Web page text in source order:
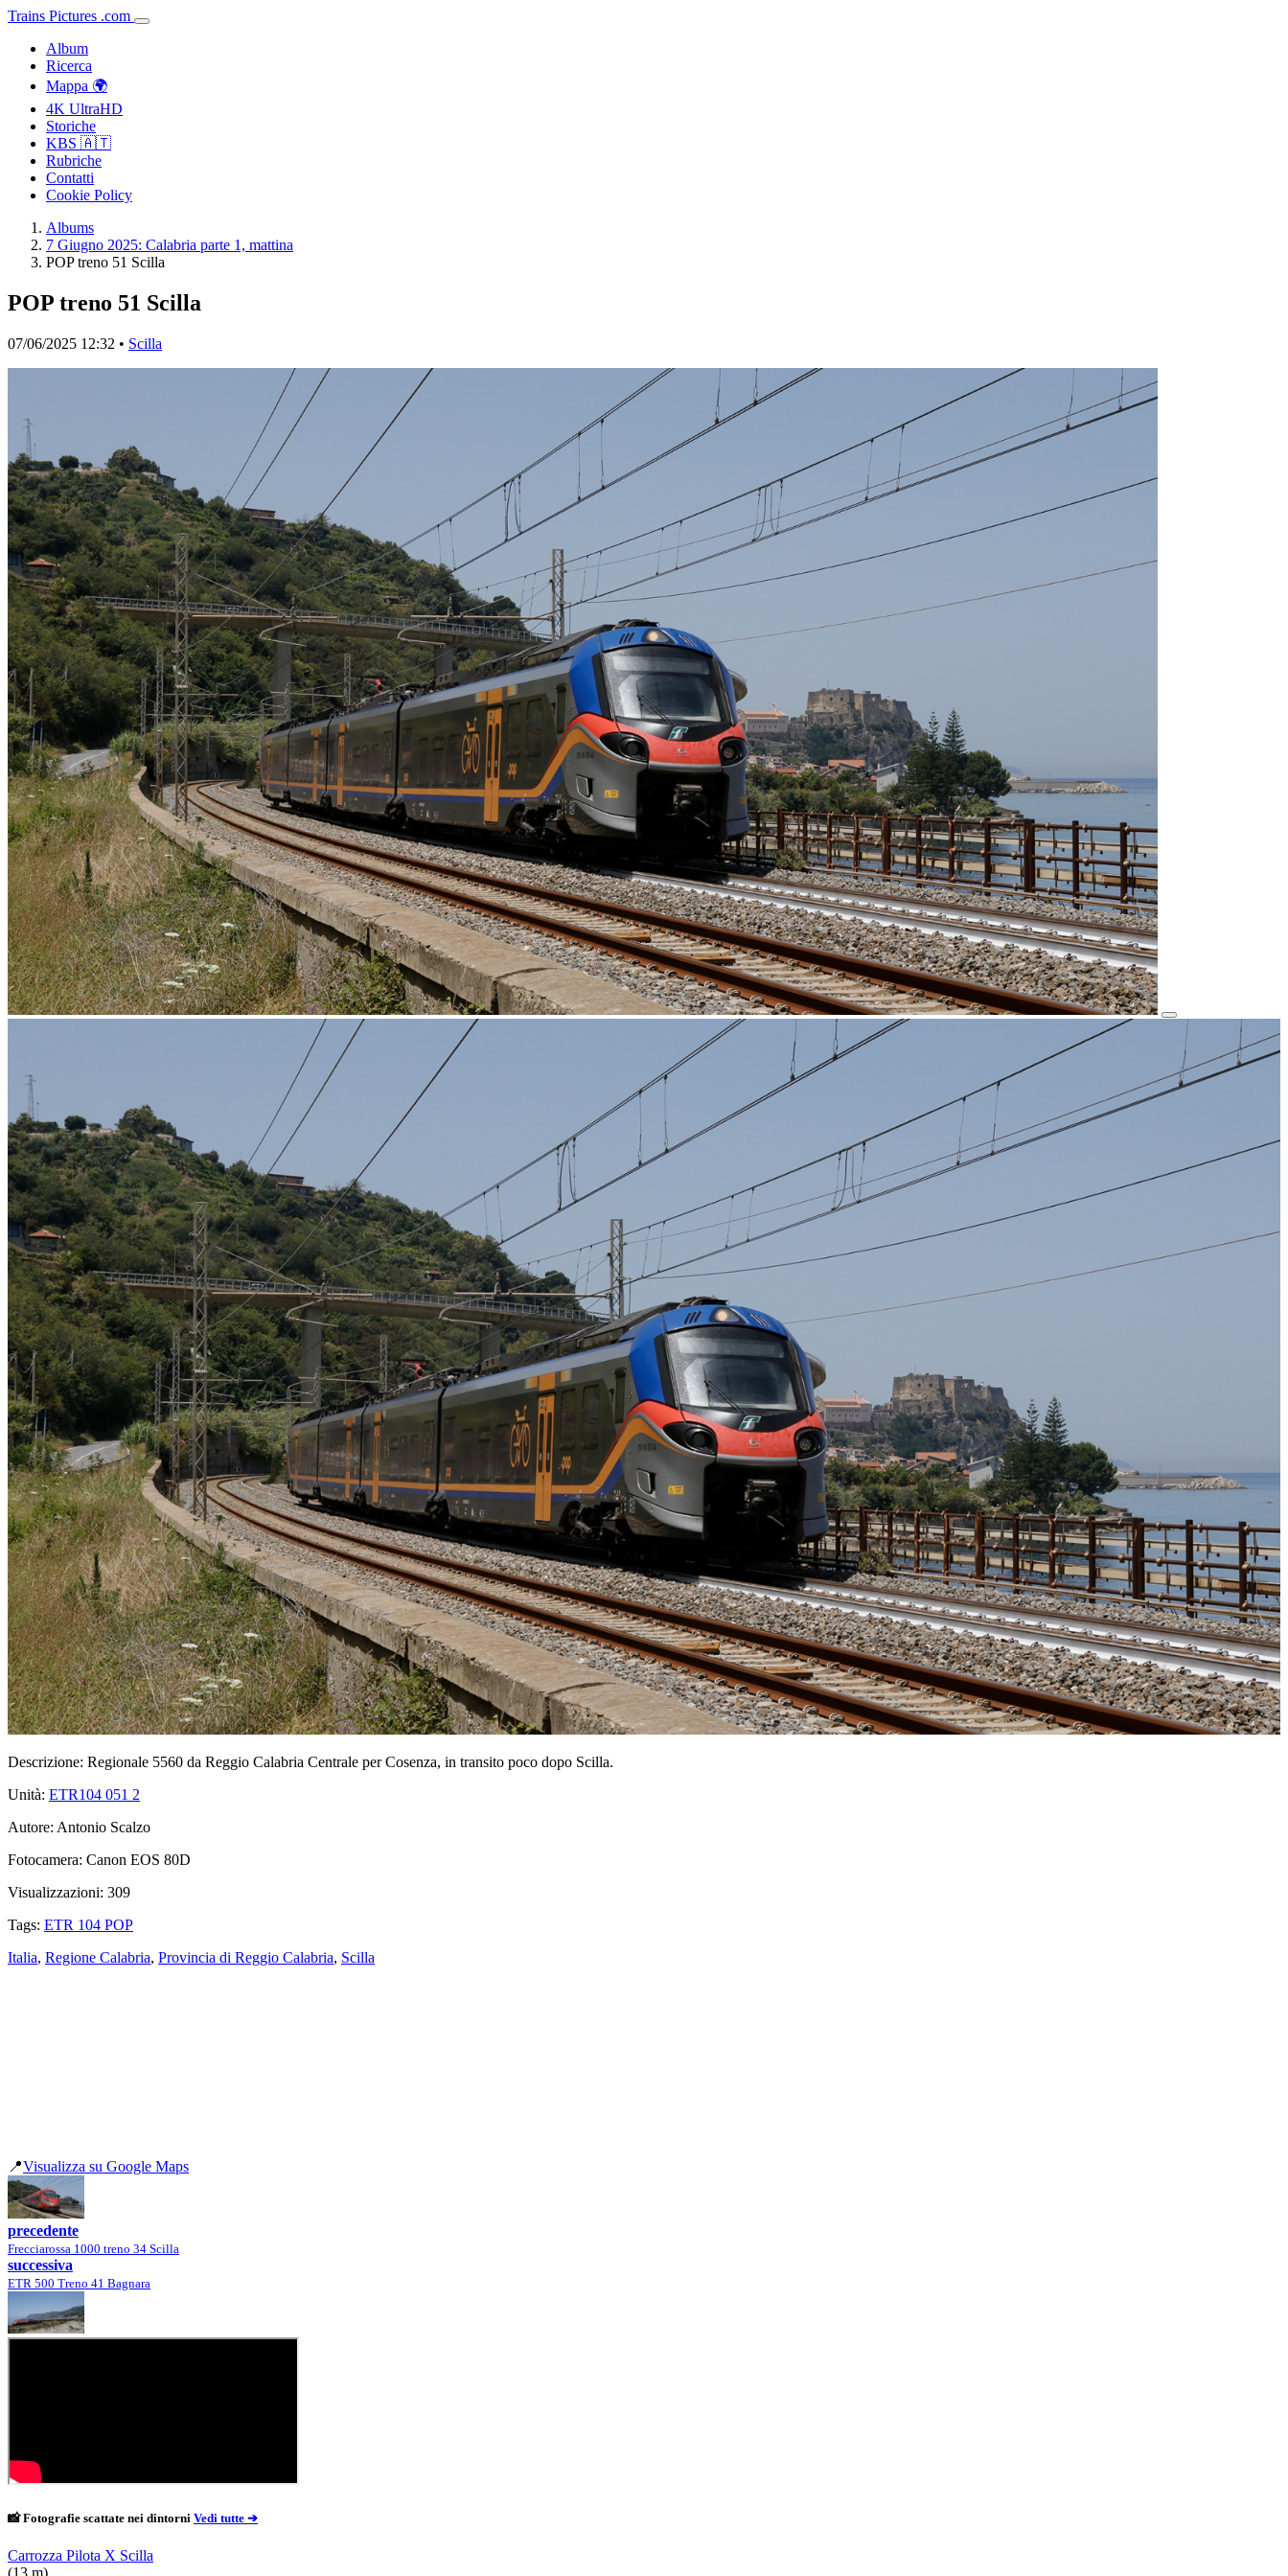
Trains Pictures .com
Album
Ricerca
Mappa 🌍
4K UltraHD
Storiche
KBS 🇦🇹
Rubriche
Contatti
Cookie Policy
Albums
7 Giugno 2025: Calabria parte 1, mattina
POP treno 51 Scilla
POP treno 51 Scilla
07/06/2025 12:32 • Scilla
Descrizione: Regionale 5560 da Reggio Calabria Centrale per Cosenza, in transito poco dopo Scilla.
Unità: ETR104 051 2
Autore: Antonio Scalzo
Fotocamera: Canon EOS 80D
Visualizzazioni: 309
Tags: ETR 104 POP
Italia, Regione Calabria, Provincia di Reggio Calabria, Scilla
📍Visualizza su Google Maps
precedente
Frecciarossa 1000 treno 34 Scilla
successiva
ETR 500 Treno 41 Bagnara
📸 Fotografie scattate nei dintorni Vedi tutte ➔
Carrozza Pilota X Scilla
(13 m)